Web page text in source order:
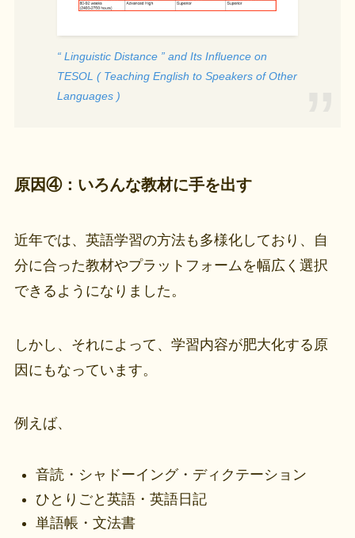
“ Linguistic Distance ” and Its Influence on
TESOL ( Teaching English to Speakers of Other
Languages )
原因④：いろんな教材に手を出す
近年では、英語学習の方法も多様化しており、自
分に合った教材やプラットフォームを幅広く選択
できるようになりました。
しかし、それによって、学習内容が肥大化する原
因にもなっています。
例えば、
音読・シャドーイング・ディクテーション
ひとりごと英語・英語日記
単語帳・文法書